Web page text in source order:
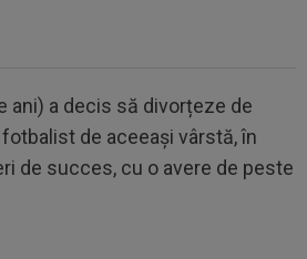
ani) a decis să divorțeze de
de aceeași vârstă, în
de succes, cu o avere de peste